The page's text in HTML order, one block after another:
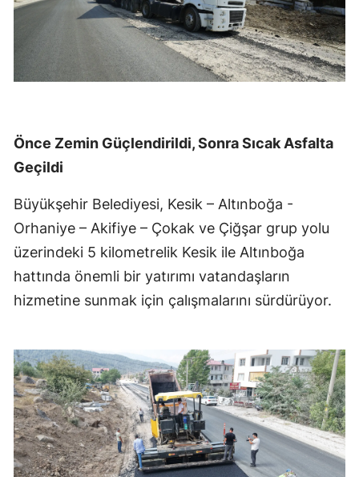
Önce Zemin Güçlendirildi, Sonra Sıcak Asfalta
Geçildi
Büyükşehir Belediyesi, Kesik – Altınboğa -
Orhaniye – Akifiye – Çokak ve Çiğşar grup yolu
üzerindeki 5 kilometrelik Kesik ile Altınboğa
hattında önemli bir yatırımı vatandaşların
hizmetine sunmak için çalışmalarını sürdürüyor.